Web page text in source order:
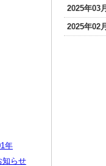
2025年03
2025年02
年
知らせ